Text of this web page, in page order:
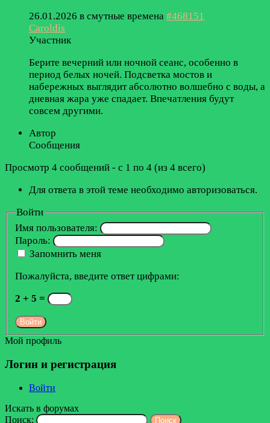
26.01.2026 в смутные времена #468151
Caroldis
Участник
Берите вечерний или ночной сеанс, особенно в
период белых ночей. Подсветка мостов и
набережных выглядит абсолютно волшебно с воды, а
дневная жара уже спадает. Впечатления будут
совсем другими.
Автор
Сообщения
Просмотр 4 сообщений - с 1 по 4 (из 4 всего)
Для ответа в этой теме необходимо авторизоваться.
Войти
Имя пользователя:
Пароль:
Запомнить меня
Пожалуйста, введите ответ цифрами:
2 + 5 =
Войти
Мой профиль
Логин и регистрация
Войти
Искать в форумах
Поиск: